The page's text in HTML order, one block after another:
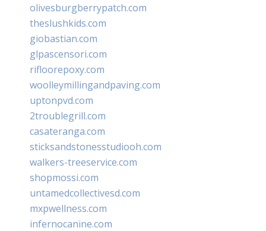
olivesburgberrypatch.com
theslushkids.com
giobastian.com
glpascensori.com
rifloorepoxy.com
woolleymillingandpaving.com
uptonpvd.com
2troublegrill.com
casateranga.com
sticksandstonesstudiooh.com
walkers-treeservice.com
shopmossi.com
untamedcollectivesd.com
mxpwellness.com
infernocanine.com